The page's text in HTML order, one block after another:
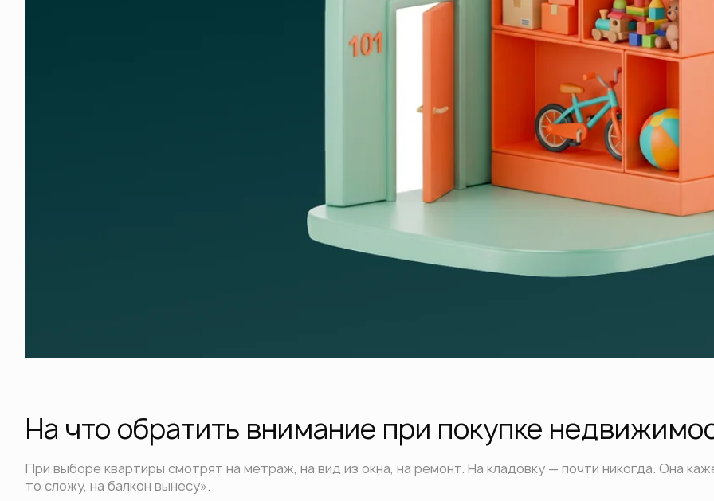
На что обратить внимание при покупке
При выборе квартиры смотрят на метраж, на вид из окна, на ремонт. На кладовку — почти никогда. Она
то сложу, на балкон вынесу».